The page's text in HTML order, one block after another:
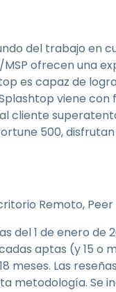
del trabajo en
ofrecen una
es capaz de
viene con
cliente
500,
Remoto,
1 de enero de
aptas (y 15 o
Las
metodología. Se